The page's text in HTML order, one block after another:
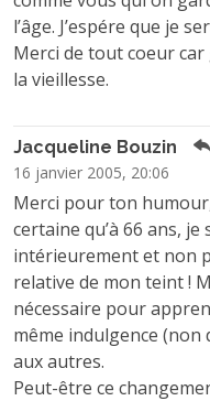
l’âge. J’espére que je
Merci de tout coeur
la vieillesse.
Jacqueline Bouzin
16 janvier 2005, 20:06
Merci pour ton
certaine qu’à 66 ans,
intérieurement et non
relative de mon teint !
nécessaire pour
même indulgence (non
aux autres.
Peut-être ce